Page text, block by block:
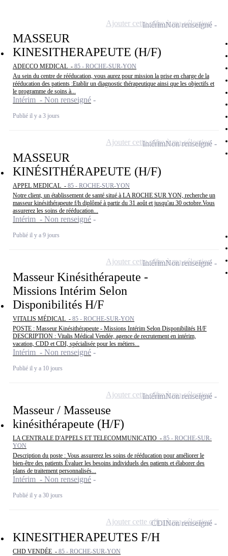
MASSEUR
KINESITHERAPEUTE (H/F)
ADECCO MEDICAL - 85 - ROCHE-SUR-YON
Au sein du centre de rééducation, vous aurez pour mission la prise en charge de la
rééducation des patients :Etablir un diagnostic thérapeutique ainsi que les objectifs et
le programme de soins à...
Intérim - Non renseigné
Publié il y a 3 jours
IntérimNon renseigné
Ajouter cette offre à ma sélection
MASSEUR
KINÉSITHÉRAPEUTE (H/F)
APPEL MEDICAL - 85 - ROCHE-SUR-YON
Notre client, un établissement de santé situé à LA ROCHE SUR YON, recherche un
masseur kinésithérapeute f/h diplômé à partir du 31 août et jusqu'au 30 octobre.Vous
assurerez les soins de rééducation...
Intérim - Non renseigné
Publié il y a 9 jours
IntérimNon renseigné
Ajouter cette offre à ma sélection
Masseur Kinésithérapeute -
Missions Intérim Selon
Disponibilités H/F
VITALIS MÉDICAL - 85 - ROCHE-SUR-YON
POSTE : Masseur Kinésithérapeute - Missions Intérim Selon Disponibilités H/F
DESCRIPTION : Vitalis Médical Vendée, agence de recrutement en intérim,
vacation, CDD et CDI, spécialisée pour les métiers...
Intérim - Non renseigné
Publié il y a 10 jours
IntérimNon renseigné
Ajouter cette offre à ma sélection
Masseur / Masseuse
kinésithérapeute (H/F)
LA CENTRALE D'APPELS ET TELECOMMUNICATIO - 85 - ROCHE-SUR-
YON
Description du poste : Vous assurerez les soins de rééducation pour améliorer le
bien-être des patients Évaluer les besoins individuels des patients et élaborer des
plans de traitement personnalisés...
Intérim - Non renseigné
Publié il y a 30 jours
IntérimNon renseigné
Ajouter cette offre à ma sélection
KINESITHERAPEUTES F/H
CHD VENDÉE - 85 - ROCHE-SUR-YON
CDINon renseigné
Ajouter cette offre à ma sélection